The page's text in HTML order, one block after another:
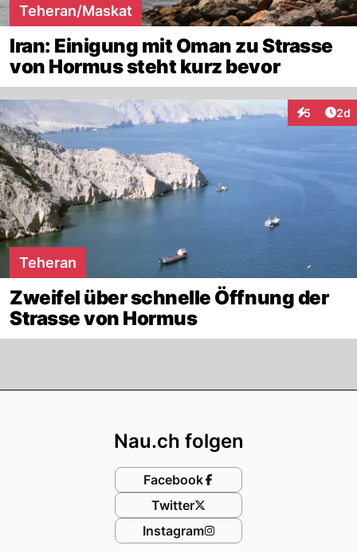
Teheran/Maskat
Iran: Einigung mit Oman zu Strasse
von Hormus steht kurz bevor
5 2d
Teheran
Zweifel über schnelle Öffnung der
Strasse von Hormus
Nau.ch folgen
Facebook
Twitter
Instagram